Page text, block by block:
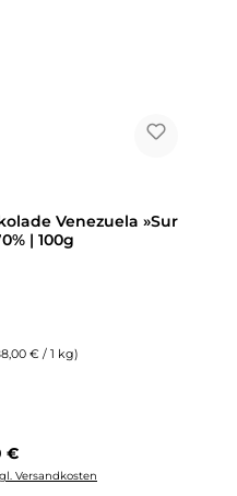
Venezuela »Sur
| 100g
€ / 1 kg)
Preis:
€
Versandkosten